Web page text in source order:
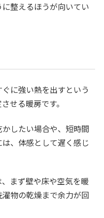
整えるほうが向いてい
に強い熱を出すという
せる暖房です。
したい場合や、短時間
、体感として遅く感じ
まず壁や床や空気を暖
物の乾燥まで余力が回